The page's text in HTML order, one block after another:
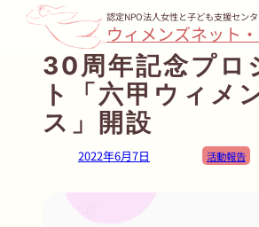
認定NPO法人女性と子ども支援セン
ウィメンズネット
30周年記念プロ
ト「六甲ウィメ
ス」開設
2022年6月7日 活動報告